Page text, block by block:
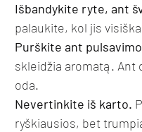
Išbandykite ryte, ant
palaukite, kol jis
Purškite ant
skleidžia aromatą. Ant
oda.
Nevertinkite iš karto.
ryškiausios, bet